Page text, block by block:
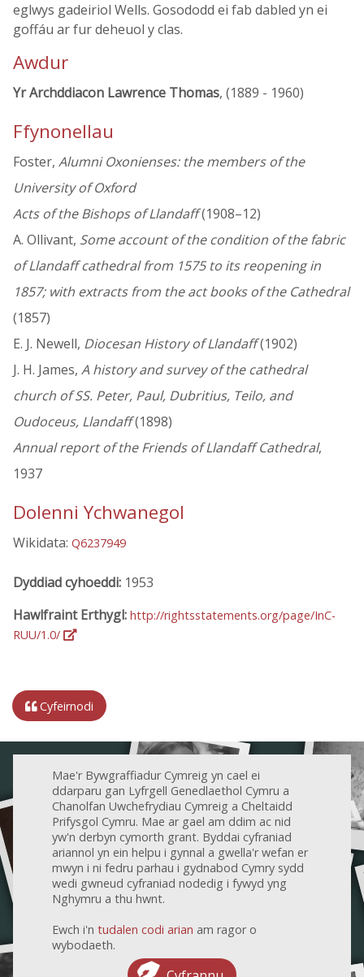
eglwys gadeiriol Wells. Gosododd ei fab dabled yn ei
goffáu ar fur deheuol y clas.
Awdur
Yr Archddiacon Lawrence Thomas, (1889 - 1960)
Ffynonellau
Foster, Alumni Oxonienses: the members of the
University of Oxford
Acts of the Bishops of Llandaff(1908–12)
A. Ollivant, Some account of the condition of the fabric
of Llandaff cathedral from 1575 to its reopening in
1857; with extracts from the act books of the Cathedral
(1857)
E. J. Newell, Diocesan History of Llandaff(1902)
J. H. James, A history and survey of the cathedral
church of SS. Peter, Paul, Dubritius, Teilo, and
Oudoceus, Llandaff(1898)
Annual report of the Friends of Llandaff Cathedral,
1937
Dolenni Ychwanegol
Wikidata: Q6237949
Dyddiad cyhoeddi: 1953
Hawlfraint Erthygl: http://rightsstatements.org/page/InC-
RUU/1.0/
Cyfeirnodi
Mae'r Bywgraffiadur Cymreig yn cael ei
ddarparu gan Lyfrgell Genedlaethol Cymru a
Chanolfan Uwchefrydiau Cymreig a Cheltaidd
Prifysgol Cymru. Mae ar gael am ddim ac nid
yw'n derbyn cymorth grant. Byddai cyfraniad
ariannol yn ein helpu i gynnal a gwella'r wefan er
mwyn i ni fedru parhau i gydnabod Cymry sydd
wedi gwneud cyfraniad nodedig i fywyd yng
Nghymru a thu hwnt.
Ewch i'n tudalen codi arian am ragor o
wybodaeth.